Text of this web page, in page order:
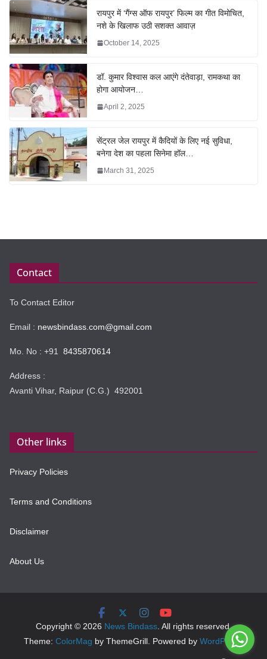
रायपुर में ‘गैंग्स ऑफ रायपुर’ फिल्म का गीत विमोचित,
नशे के खिलाफ उठी सशक्त आवाज़
October 14, 2025
डॉ. कुमार विश्वास कल आएंगे दंतेवाड़ा, रामकथा का
होगा आयोजन…
April 2, 2025
सेंट्रल जेल रायपुर में कैदियों के लिए नई सुविधा,
बनेगा देश का पहला सिनेमा हॉल…
March 31, 2025
Contact
To Contact Editor
Email : newsbindass.com@gmail.com
Mo. No : +91 8435870614
Address :
Avanti Vihar, Raipur (C.G.) 492001
Other links
Privacy Policies
Terms and Conditions
Disclaimer
About Us
Copyright © 2026 News Bindass. All rights reserved.
Theme: ColorMag by ThemeGrill. Powered by WordPress.